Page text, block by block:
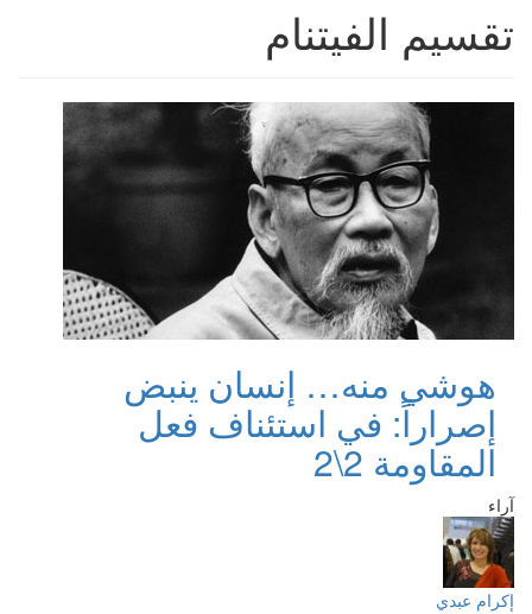
تقسيم الفيتنام
هوشي منه… إنسان ينبض
إصراراً: في استئناف فعل
المقاومة 2\2
آراء
إكرام عبدي